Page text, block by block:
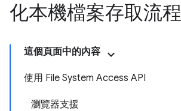
化本機檔案存取流程
這個頁面中的內容
使用 File System Access API
瀏覽器支援